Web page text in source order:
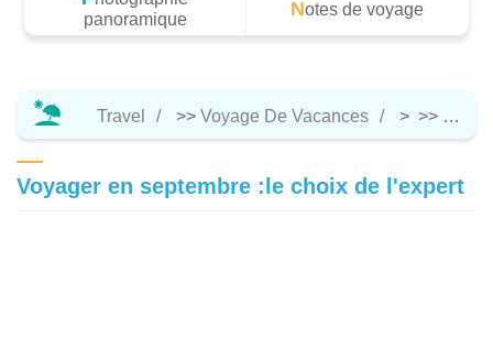
panoramique
Notes de voyage
Travel >> Voyage De Vacances > >>
Voyager en septembre :le choix de l'expert